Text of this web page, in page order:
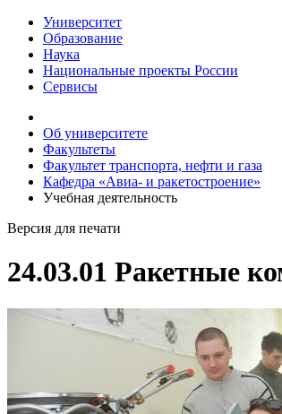
Университет
Образование
Наука
Национальные проекты России
Сервисы
Об университете
Факультеты
Факультет транспорта, нефти и газа
Кафедра «Авиа- и ракетостроение»
Учебная деятельность
Версия для печати
24.03.01 Ракетные